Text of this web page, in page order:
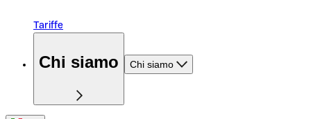
Tariffe
Chi siamo Chi siamo